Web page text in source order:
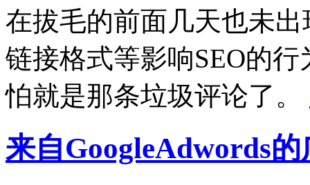
在拔毛的前面几天也未
链接格式等影响SEO的
怕就是那条垃圾评论了。
来自GoogleAdwords